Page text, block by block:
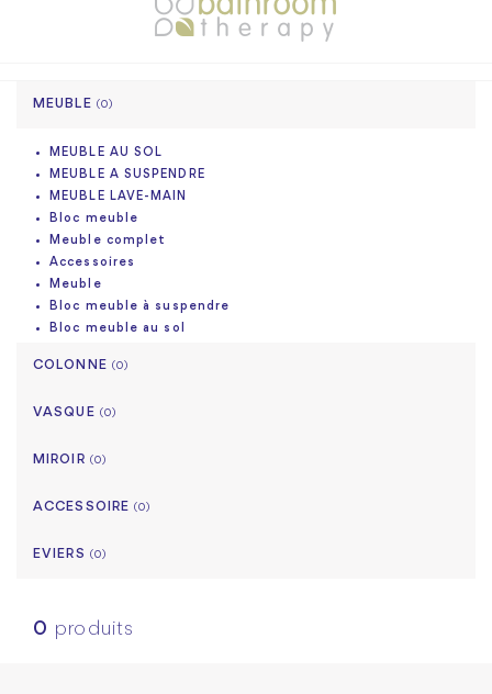
MEUBLE (0)
MEUBLE AU SOL
MEUBLE A SUSPENDRE
MEUBLE LAVE-MAIN
Bloc meuble
Meuble complet
Accessoires
Meuble
Bloc meuble à suspendre
Bloc meuble au sol
COLONNE (0)
VASQUE (0)
MIROIR (0)
ACCESSOIRE(0)
EVIERS (0)
0 produits